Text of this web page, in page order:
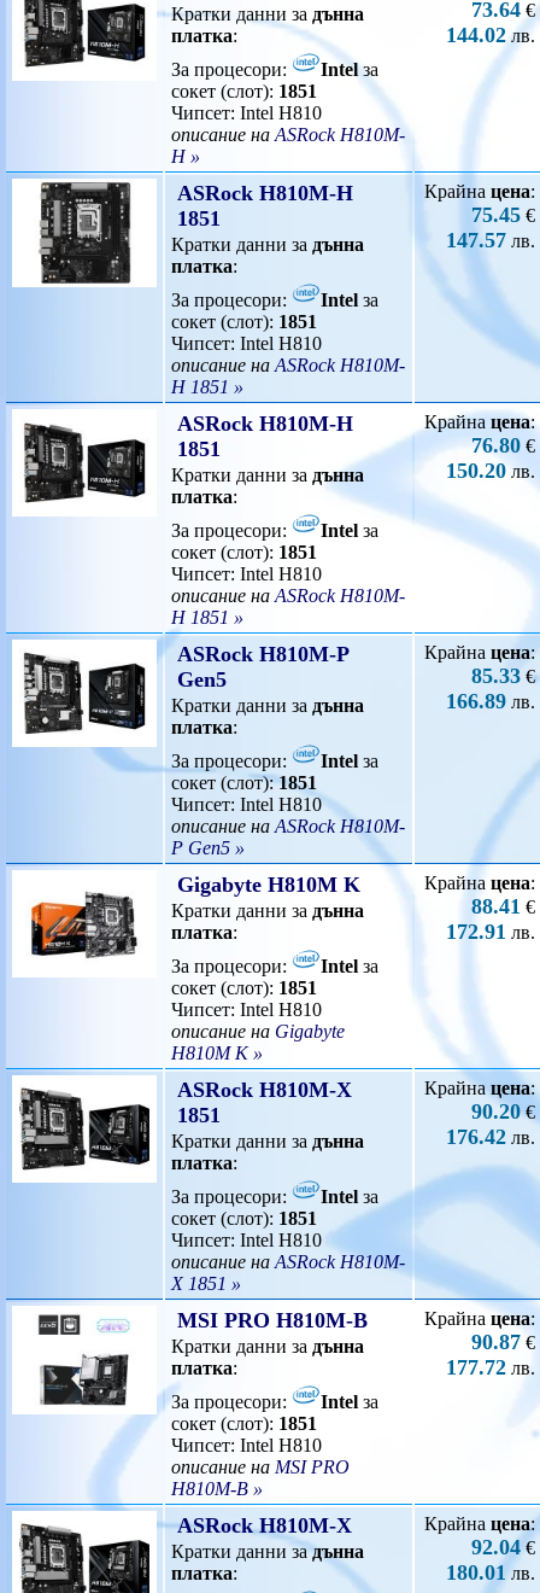
Кратки данни за дънна
платка:
За процесори:
Intelза
сокет (слот): 1851
Чипсет: Intel H810
описание на ASRock H810M-
H »
73.64 €
144.02лв.
ASRock H810M-H
1851
Кратки данни за дънна
платка:
За процесори:
Intel за
сокет (слот): 1851
Чипсет: Intel H810
описание на ASRock H810M-
H 1851 »
Крайна цена:
75.45 €
147.57 лв.
ASRock H810M-H
1851
Кратки данни за дънна
платка:
За процесори:
Intel за
сокет (слот): 1851
Чипсет: Intel H810
описание на ASRock H810M-
H 1851 »
Крайна цена:
76.80 €
150.20 лв.
ASRock H810M-P
Gen5
Кратки данни за дънна
платка:
За процесори:
Intel за
сокет (слот):1851
Чипсет: Intel H810
описание на ASRock H810M-
P Gen5 »
Крайна цена:
85.33 €
166.89 лв.
Gigabyte H810M K
Кратки данни за дънна
платка:
За процесори:
Intel за
сокет (слот): 1851
Чипсет: Intel H810
описание на Gigabyte
H810M K »
Крайна цена:
88.41 €
172.91 лв.
ASRock H810M-X
1851
Кратки данни за дънна
платка:
За процесори:
Intel за
сокет (слот): 1851
Чипсет: Intel H810
описание на ASRock H810M-
X 1851 »
Крайна цена:
90.20€
176.42 лв.
MSI PRO H810M-B
Кратки данни за дънна
платка:
За процесори:
Intel за
сокет (слот): 1851
Чипсет: Intel H810
описание на MSI PRO
H810M-B »
Крайна цена:
90.87 €
177.72 лв.
ASRock H810M-X
Кратки данни задънна
платка:
Крайна цена:
92.04 €
180.01лв.